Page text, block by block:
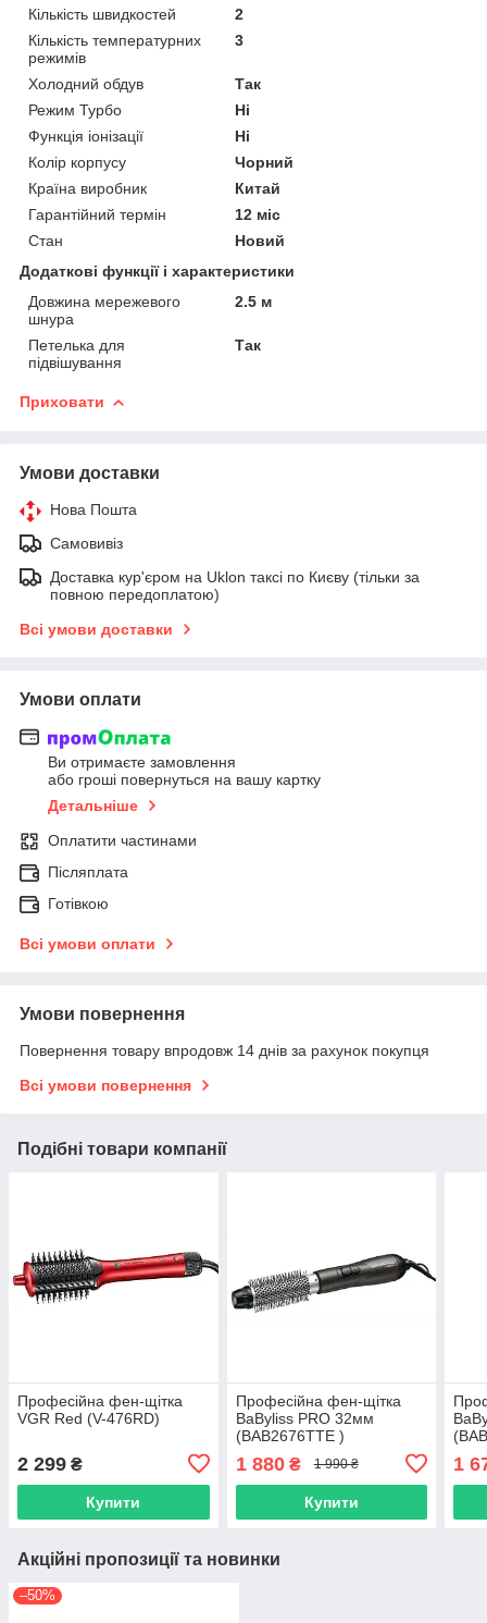
Кількість швидкостей
2
Кількість температурних
режимів
3
Холодний обдув
Так
Режим Турбо
Ні
Функція іонізації
Ні
Колір корпусу
Чорний
Країна виробник
Китай
Гарантійний термін
12 міс
Стан
Новий
Додаткові функції і характеристики
Довжина мережевого
шнура
2.5 м
Петелька для
підвішування
Так
Приховати
Умови доставки
Нова Пошта
Самовивіз
Доставка кур'єром на Uklon таксі по Києву (тільки за
повною передоплатою)
Всі умови доставки
Умови оплати
Ви отримаєте замовлення
або гроші повернуться на вашу картку
Детальніше
Оплатити частинами
Післяплата
Готівкою
Всі умови оплати
Умови повернення
Повернення товару впродовж 14 днів за рахунок покупця
Всі умови повернення
Подібні товари компанії
Професійна фен-щітка
VGR Red (V-476RD)
2 299 ₴
Купити
Професійна фен-щітка
BaByliss PRO 32мм
(ВАВ2676ТТЕ )
1 880₴ 1 990 ₴
Купити
1
Акційні пропозиції та новинки
–50%